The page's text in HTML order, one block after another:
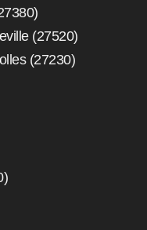
(27520)
(27230)